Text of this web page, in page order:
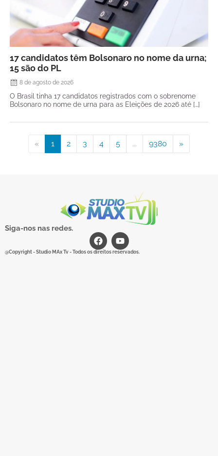
17 candidatos têm Bolsonaro no nome da urna;
15 são do PL
8 de agosto de 2026
O Brasil tinha 17 candidatos registrados com o sobrenome
Bolsonaro no nome de urna para as Eleições de 2026 até […]
« 1 2 3 4 5 ... 9380 »
Siga-nos nas redes.
@Copyright - Studio MAx Tv - Todos os direitos reservados.